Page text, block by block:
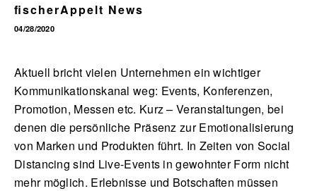
fischerAppelt News
04/28/2020
Aktuell bricht vielen Unternehmen ein wichtiger
Kommunikationskanal weg: Events, Konferenzen,
Promotion, Messen etc. Kurz – Veranstaltungen, bei
denen die persönliche Präsenz zur Emotionalisierung
von Marken und Produkten führt. In Zeiten von Social
Distancing sind Live-Events in gewohnter Form nicht
mehr möglich. Erlebnisse und Botschaften müssen